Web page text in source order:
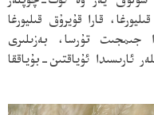
قارا قۇيرۇق قىليورغا
جىمجىت تۇرسا، بەزىلىرى
ئارىسىدا ئۇياقتىن-بۇياققا